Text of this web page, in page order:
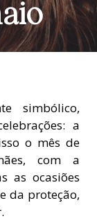
simbólico,
a
o mês de
com a
as ocasiões
da proteção,